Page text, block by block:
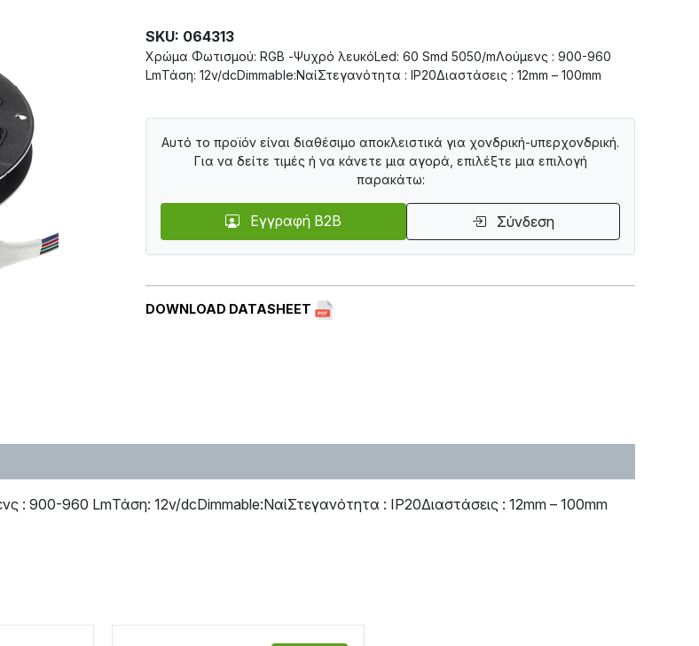
SKU: 064313
Χρώμα Φωτισμού: RGB -Ψυχρό λευκόLed: 60 Smd 5050/mΛούμενς : 900-960
LmΤάση: 12v/dcDimmable:ΝαίΣτεγανότητα : IP20Διαστάσεις : 12mm – 100mm
DOWNLOAD DATASHEET
Αυτό το προϊόν είναι διαθέσιμο αποκλειστικά για χονδρική-υπερχονδρική.
Για να δείτε τιμές ή να κάνετε μια αγορά, επιλέξτε μια επιλογή
παρακάτω:
Εγγραφή B2B Σύνδεση
900-960 LmΤάση: 12v/dcDimmable:ΝαίΣτεγανότητα : IP20Διαστάσεις : 12mm – 100mm